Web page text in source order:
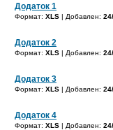
Додаток 1
Формат: XLS | Добавлен:
Додаток 2
Формат: XLS | Добавлен:
Додаток 3
Формат: XLS | Добавлен:
Додаток 4
Формат: XLS | Добавлен: